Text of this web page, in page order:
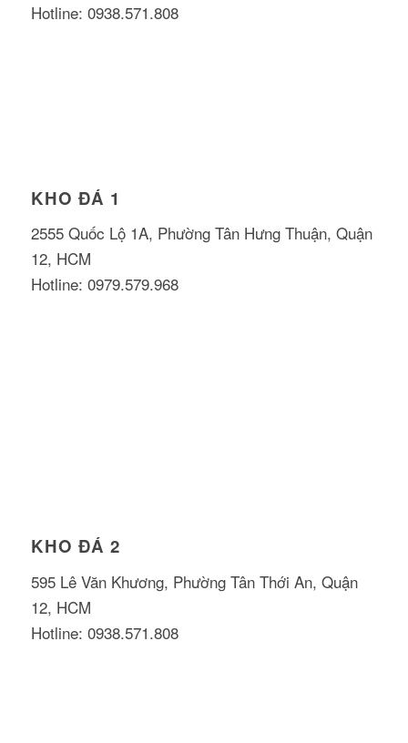
Hotline: 0938.571.808
KHO ĐÁ 1
2555 Quốc Lộ 1A, Phường Tân Hưng Thuận, Quận
12, HCM
Hotline: 0979.579.968
KHO ĐÁ 2
595 Lê Văn Khương, Phường Tân Thới An, Quận
12, HCM
Hotline: 0938.571.808